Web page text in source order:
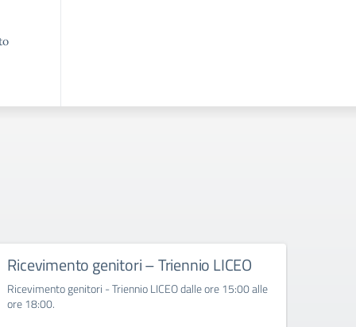
Ricevimento genitori – Triennio LICEO
Ricevimento genitori - Triennio LICEO dalle ore 15:00 alle
ore 18:00.